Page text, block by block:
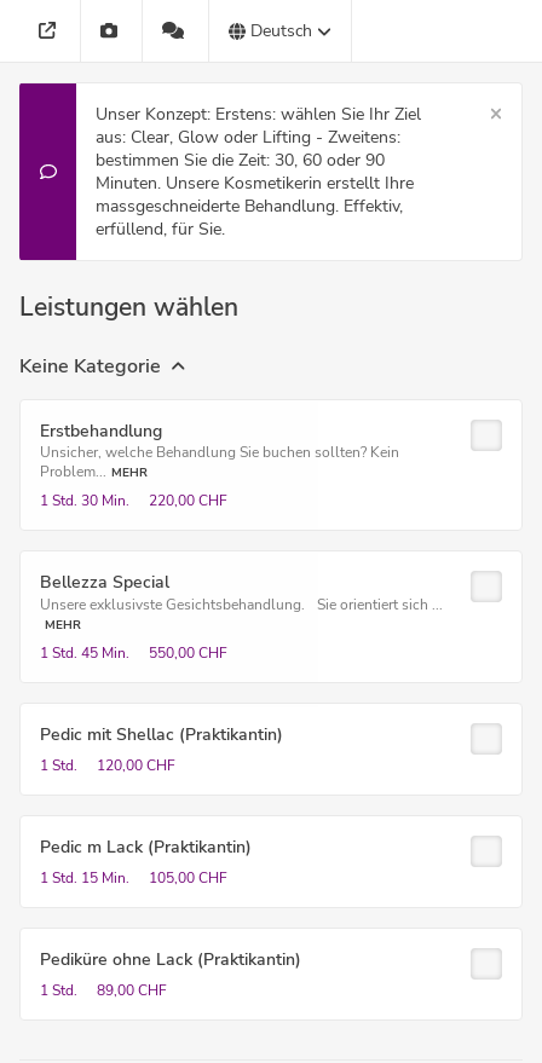
Deutsch
Unser Konzept: Erstens: wählen Sie Ihr Ziel
aus: Clear, Glow oder Lifting - Zweitens:
bestimmen Sie die Zeit: 30, 60 oder 90
Minuten. Unsere Kosmetikerin erstellt Ihre
massgeschneiderte Behandlung. Effektiv,
erfüllend, für Sie.
Leistungen wählen
Keine Kategorie
Erstbehandlung
Unsicher, welche Behandlung Sie buchen sollten? Kein
Problem... MEHR
1 Std. 30 Min. 220,00 CHF
Bellezza Special
Unsere exklusivste Gesichtsbehandlung. Sie orientiert sich ...
MEHR
1 Std. 45 Min. 550,00 CHF
Pedic mit Shellac (Praktikantin)
1 Std. 120,00 CHF
Pedic m Lack (Praktikantin)
1 Std. 15 Min. 105,00 CHF
Pediküre ohne Lack (Praktikantin)
1 Std. 89,00 CHF